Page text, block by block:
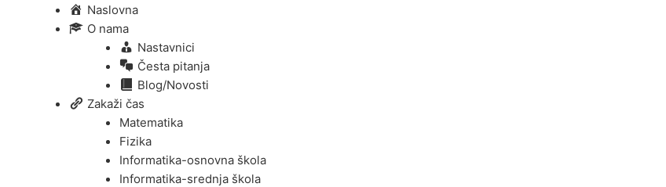
Naslovna
O nama
Nastavnici
Česta pitanja
Blog/Novosti
Zakaži čas
Matematika
Fizika
Informatika-osnovna škola
Informatika-srednja škola